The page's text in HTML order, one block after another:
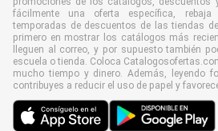
fácilmente una oferta específica,
temporadas de descuentos de las tiendas
primero en mostrar los catálogos más
lleguen al correo, y por supuesto también
escuela o tienda. Coloca
mucho tiempo y dinero. Además, leyendo
contribuyes a reducir el uso de papel y